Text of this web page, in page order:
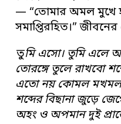
— “তোমার অমল মুখে
সমাপ্তিরহিত।”
তুমি এসো। তুমি এলে
তোরঙ্গে তুলে রাখবো
এতো নয় কোমল মখমল,
শব্দের বিছানা জুড়ে
অহং ও অপমান দুই